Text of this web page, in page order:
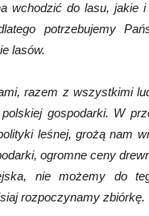
wchodzić do lasu, jakie
potrzebujemy
lasów.
razem z wszystkimi
gospodarki. W
leśnej, grożą nam
ogromne ceny
nie możemy do
rozpoczynamy zbiórkę.